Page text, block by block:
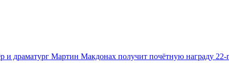
и драматург Мартин Макдонах получит почётную награду